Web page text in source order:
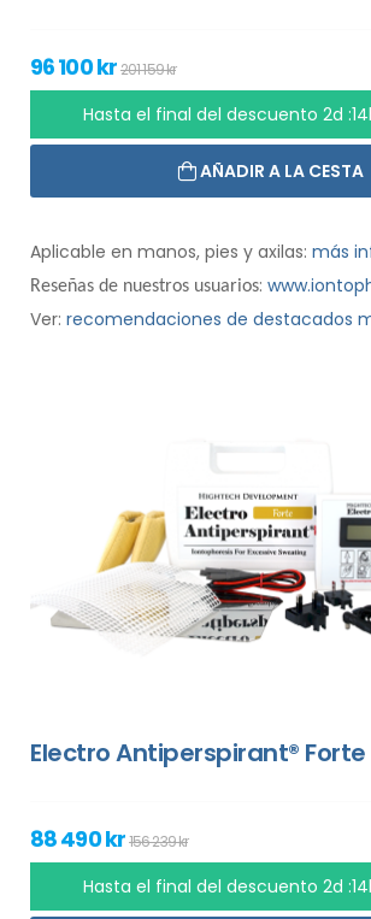
96 100 kr201 159 kr
Hasta el final del descuento 2d
AÑADIR A LA CESTA
Aplicable en manos, pies y axilas: más
Reseñas de nuestros usuarios:
Ver: recomendaciones de destacados
Electro Antiperspirant® Forte
88 490 kr156 239 kr
Hasta el final del descuento 2d